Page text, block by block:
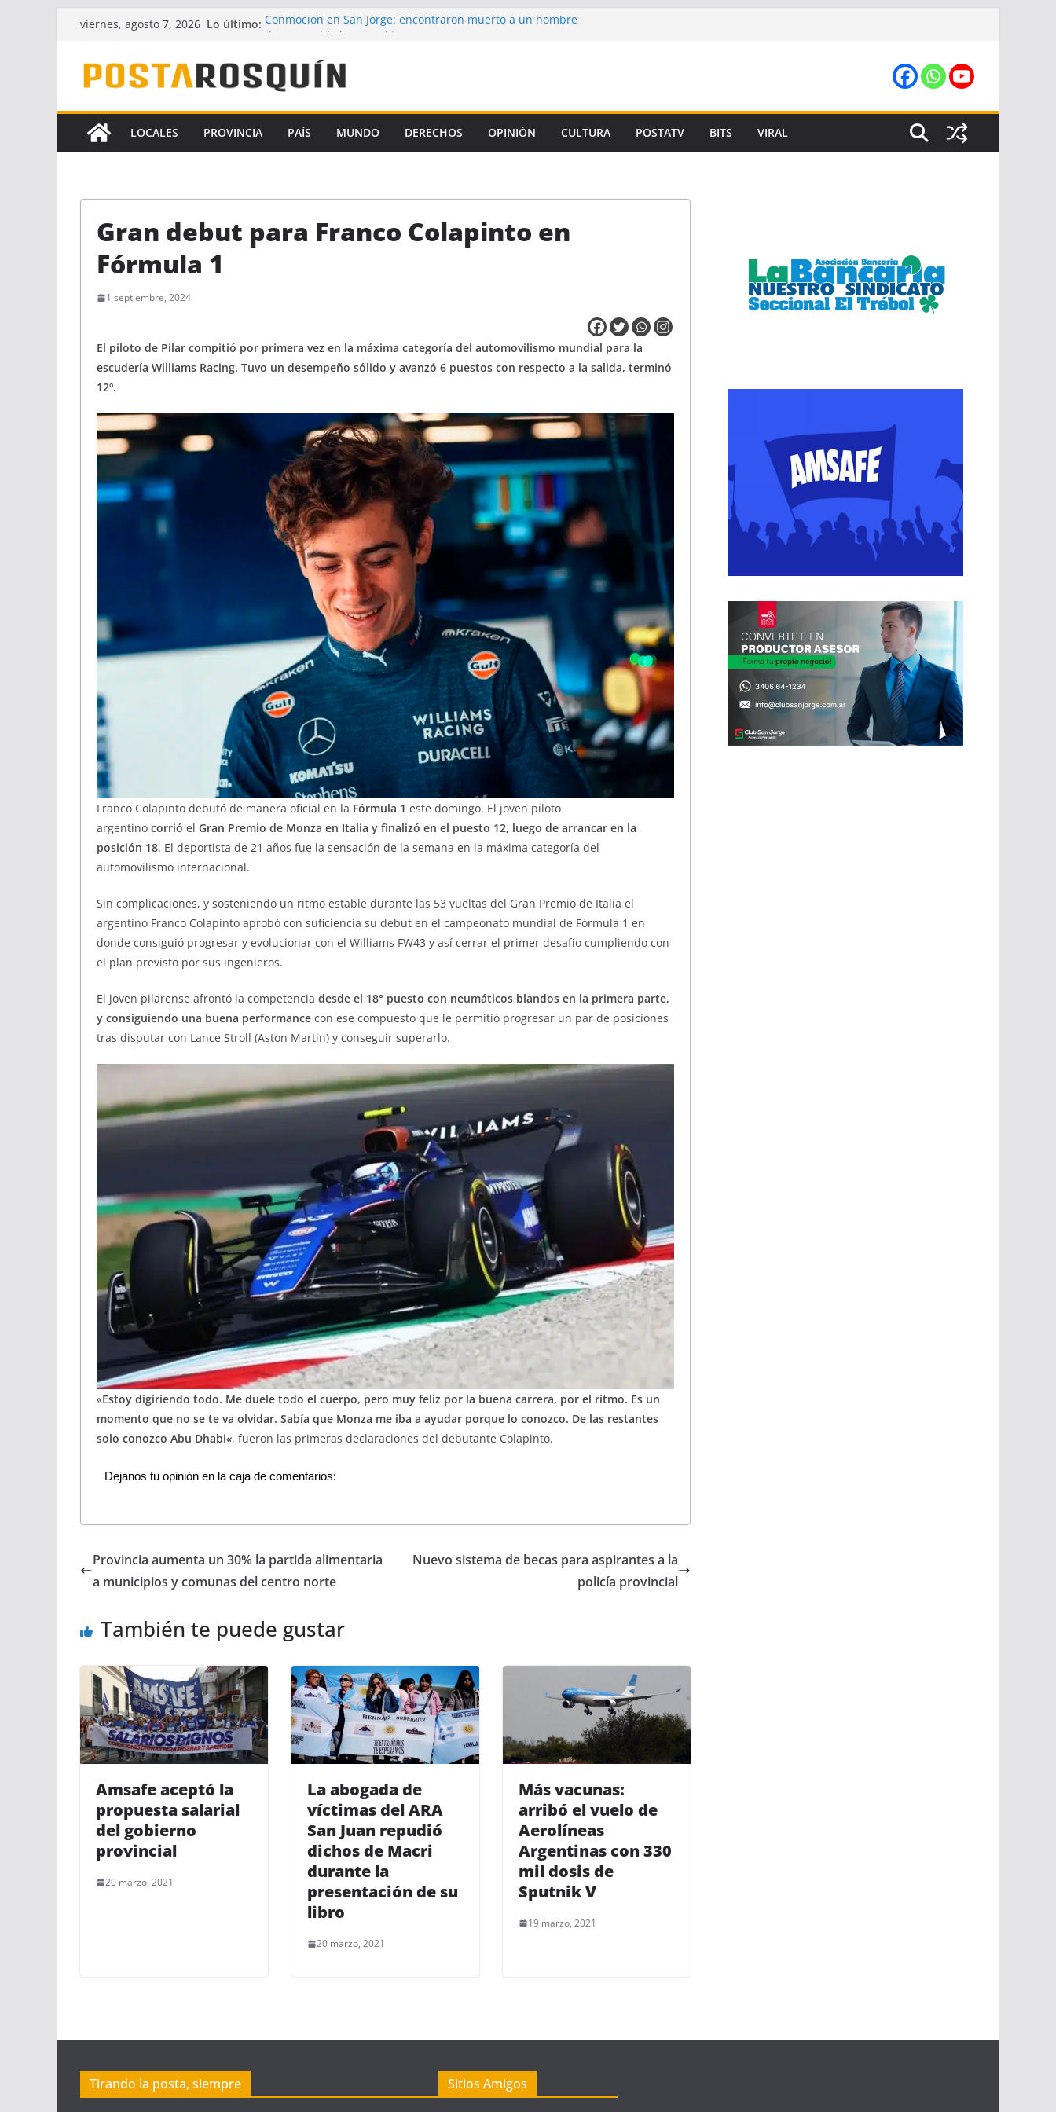
Saltar
contenido
viernes, agosto 7, 2026 Lo último: Conmoción en San Jorge: encontraron muerto a un hombre
Crece la hipótesis de un autor intelectual en el crimen de
Florencia Gómez
la Ley de Financiamiento Universitario
Identificaron a un preso de Santa Fe como uno de los
coautores del femicidio de Florencia Gómez
LOCALES PROVINCIA PAÍS MUNDO DERECHOS OPINIÓN CULTURA POSTATV BITS VIRAL
Gran debut para Franco Colapinto en
Fórmula 1
1 septiembre, 2024
El piloto de Pilar compitió por primera vez en la máxima categoría del automovilismo mundial para la
escudería Williams Racing. Tuvo un desempeño sólido y avanzó 6 puestos con respecto a la salida, terminó
12º.
Franco Colapinto debutó de manera oficial en la Fórmula 1 este domingo. El joven piloto
argentino corrió el Gran Premio de Monza en Italia y finalizó en el puesto 12, luego de arrancar en la
posición 18. El deportista de 21 años fue la sensación de la semana en la máxima categoría del
automovilismo internacional.
Sin complicaciones, y sosteniendo un ritmo estable durante las 53 vueltas del Gran Premio de Italia el
argentino Franco Colapinto aprobó con suficiencia su debut en el campeonato mundial de Fórmula 1 en
donde consiguió progresar y evolucionar con el Williams FW43 y así cerrar el primer desafío cumpliendo con
el plan previsto por sus ingenieros.
El joven pilarense afrontó la competencia desde el 18° puesto con neumáticos blandos en la primera parte,
y consiguiendo una buena performance con ese compuesto que le permitió progresar un par de posiciones
tras disputar con Lance Stroll (Aston Martin) y conseguir superarlo.
«Estoy digiriendo todo. Me duele todo el cuerpo, pero muy feliz por la buena carrera, por el ritmo. Es un
momento que no se te va olvidar. Sabía que Monza me iba a ayudar porque lo conozco. De las restantes
solo conozco Abu Dhabi«, fueron las primeras declaraciones del debutante Colapinto.
Dejanos tu opinión en la caja de comentarios:
Provincia aumenta un 30% la partida alimentaria
a municipios y comunas del centro norte
Nuevo sistema de becas para aspirantes a la
policía provincial
También te puede gustar
Amsafe aceptó la
propuesta salarial
del gobierno
provincial
20 marzo, 2021
La abogada de
víctimas del ARA
San Juan repudió
dichos de Macri
durante la
presentación de su
libro
20 marzo, 2021
Más vacunas:
arribó el vuelo de
Aerolíneas
Argentinas con 330
mil dosis de
Sputnik V
19 marzo, 2021
Tirando la posta, siempre Sitios Amigos